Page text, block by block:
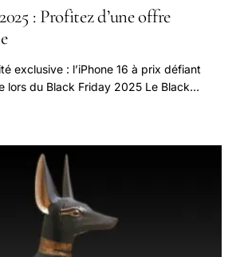
: Profitez d’une offre
exclusive : l’iPhone 16 à prix défiant
lors du Black Friday 2025 Le Black